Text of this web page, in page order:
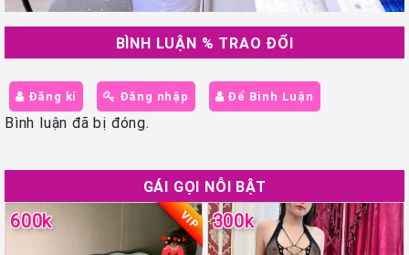
BÌNH LUẬN % TRAO ĐỔI
Đăng kí Đăng nhập Để Bình Luận
Bình luận đã bị đóng.
GÁI GỌI NỖI BẬT
600k VIP 300k